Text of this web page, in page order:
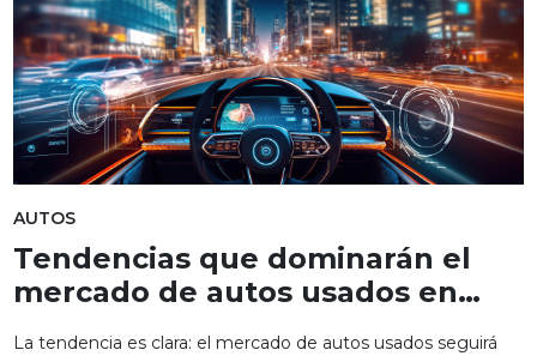
AUTOS
Tendencias que dominarán el
mercado de autos usados en
La tendencia es clara: el mercado de autos usados seguirá